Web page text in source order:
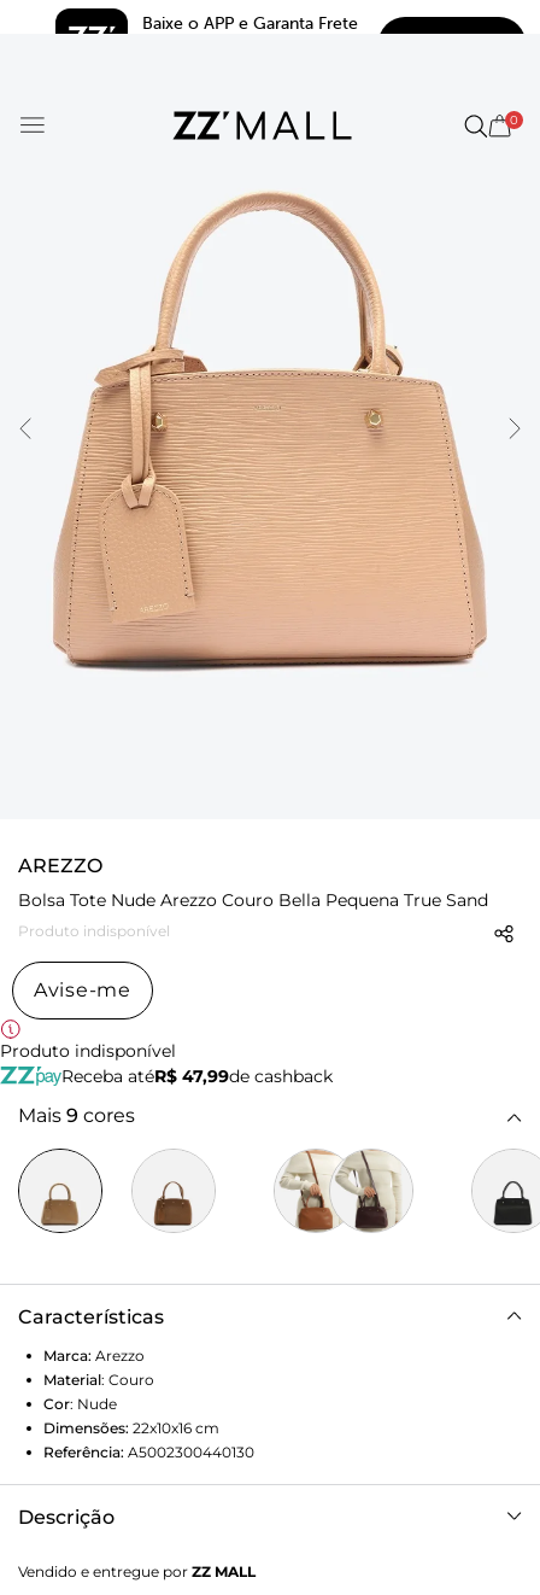
Baixe o APP e Garanta Frete
0
AREZZO
Bolsa Tote Nude Arezzo Couro Bella Pequena True Sand
Produto indisponível
Avise-me
Produto indisponível
Receba atéR$ 47,99de cashback
Mais 9 cores
Características
Marca: Arezzo
Material: Couro
Cor: Nude
Dimensões: 22x10x16 cm
Referência: A5002300440130
Descrição
estruturado e capas frontal e traseira com acabamento
Vendido e entregue por ZZ MALL